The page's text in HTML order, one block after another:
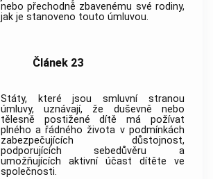
nebo přechodně zbavenému své rodiny,
jak je stanoveno touto úmluvou.
Článek 23
Státy, které jsou smluvní stranou
úmluvy, uznávají, že duševně nebo
tělesně postižené dítě má požívat
plného a řádného života v podmínkách
zabezpečujících důstojnost,
podporujících sebedůvěru a
umožňujících aktivní účast dítěte ve
společnosti.